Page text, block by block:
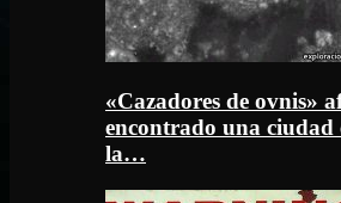
«Cazadores de ovnis»
encontrado una ciudad
la…